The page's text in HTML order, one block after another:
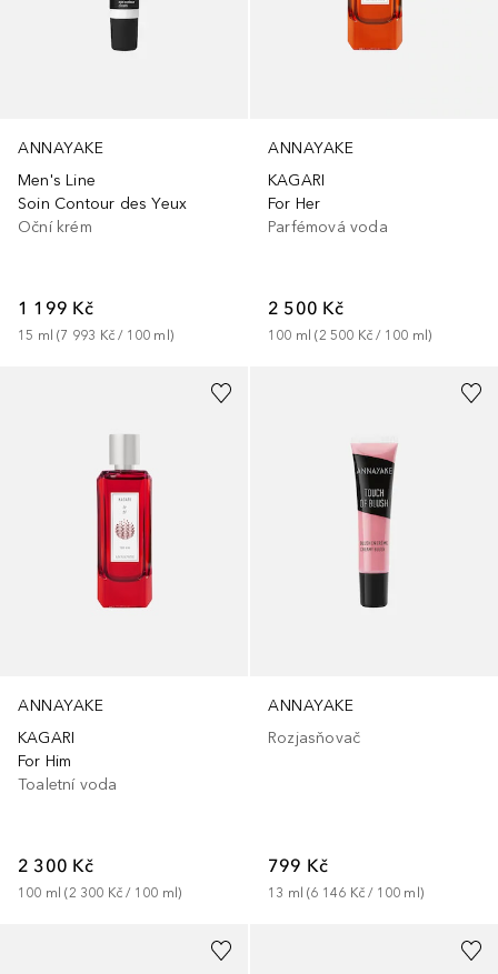
ANNAYAKE
Men's Line
Soin Contour des Yeux
Oční krém
1 199 Kč
15 ml (7 993 Kč / 100 ml )
ANNAYAKE
KAGARI
For Her
Parfémová voda
2 500 Kč
100 ml (2 500 Kč / 100 ml)
ANNAYAKE
KAGARI
For Him
Toaletní voda
2 300 Kč
100 ml (2 300 Kč / 100 ml)
ANNAYAKE
Rozjasňovač
799 Kč
13 ml (6 146 Kč / 100 ml)